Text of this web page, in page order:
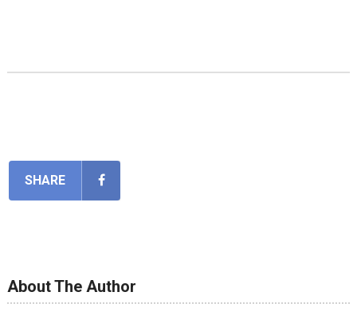
SHARE
About The Author